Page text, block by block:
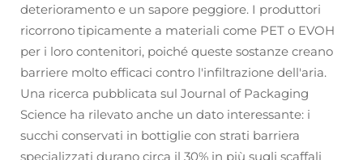
deterioramento e un sapore peggiore. I produttori
ricorrono tipicamente a materiali come PET o EVOH
per i loro contenitori, poiché queste sostanze creano
barriere molto efficaci contro l'infiltrazione dell'aria.
Una ricerca pubblicata sul Journal of Packaging
Science ha rilevato anche un dato interessante: i
succhi conservati in bottiglie con strati barriera
specializzati durano circa il 30% in più sugli scaffali